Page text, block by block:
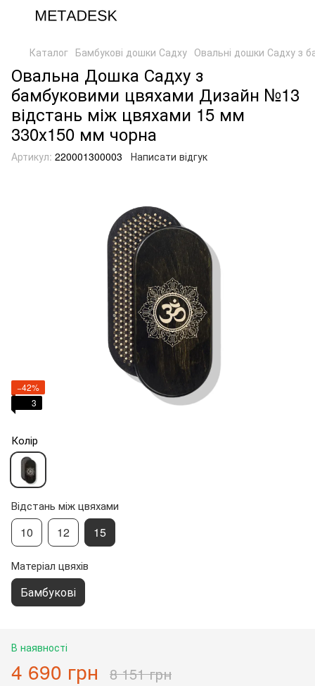
Каталог Бамбукові дошки Садху Овальні дошки Садху з
Овальна Дошка Садху з
бамбуковими цвяхами Дизайн №13
відстань між цвяхами 15 мм
330х150 мм чорна
Артикул: 220001300003 Написати відгук
−42%
3
Колір
Відстань між цвяхами
10 12 15
Матеріал цвяхів
Бамбукові
В наявності
4 690 грн 8 151 грн